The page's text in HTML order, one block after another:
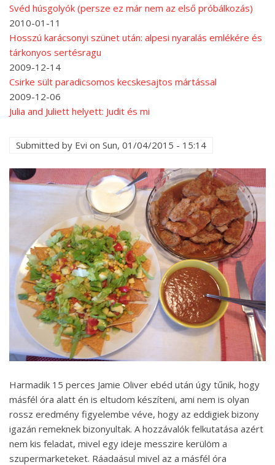
Svéd húsgolyók (persze ez már nem az első próbálkozás)
2010-01-11
Hosszú karácsonyi szünet után: alpesi nyaralás emlékére és
tárkonyos sertésragu
2009-12-14
Csirke sült paradicsomos kecskesajtos mártással
2009-12-06
Julia and Juliett helyett: Judit és mi
Submitted by Evi on Sun, 01/04/2015 - 15:14
Harmadik 15 perces Jamie Oliver ebéd után úgy tűnik, hogy
másfél óra alatt én is eltudom készíteni, ami nem is olyan
rossz eredmény figyelembe véve, hogy az eddigiek bizony
igazán remeknek bizonyultak. A hozzávalók felkutatása azért
nem kis feladat, mivel egy ideje messzire kerülöm a
szupermarketeket. Ráadaásul mivel az a másfél óra